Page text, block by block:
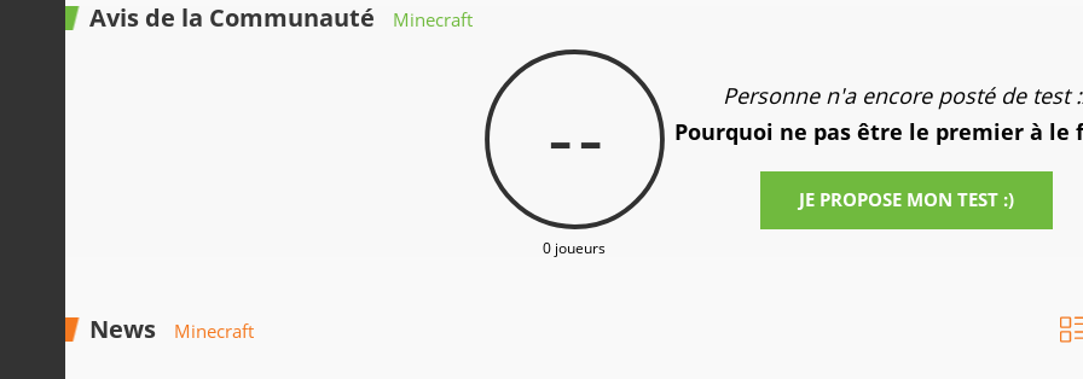
Avis de la Communauté Minecraft
--
0 joueurs
Personne n'a encore posté de test
Pourquoi ne pas être le premier à le
JE PROPOSE MON TEST :)
News Minecraft